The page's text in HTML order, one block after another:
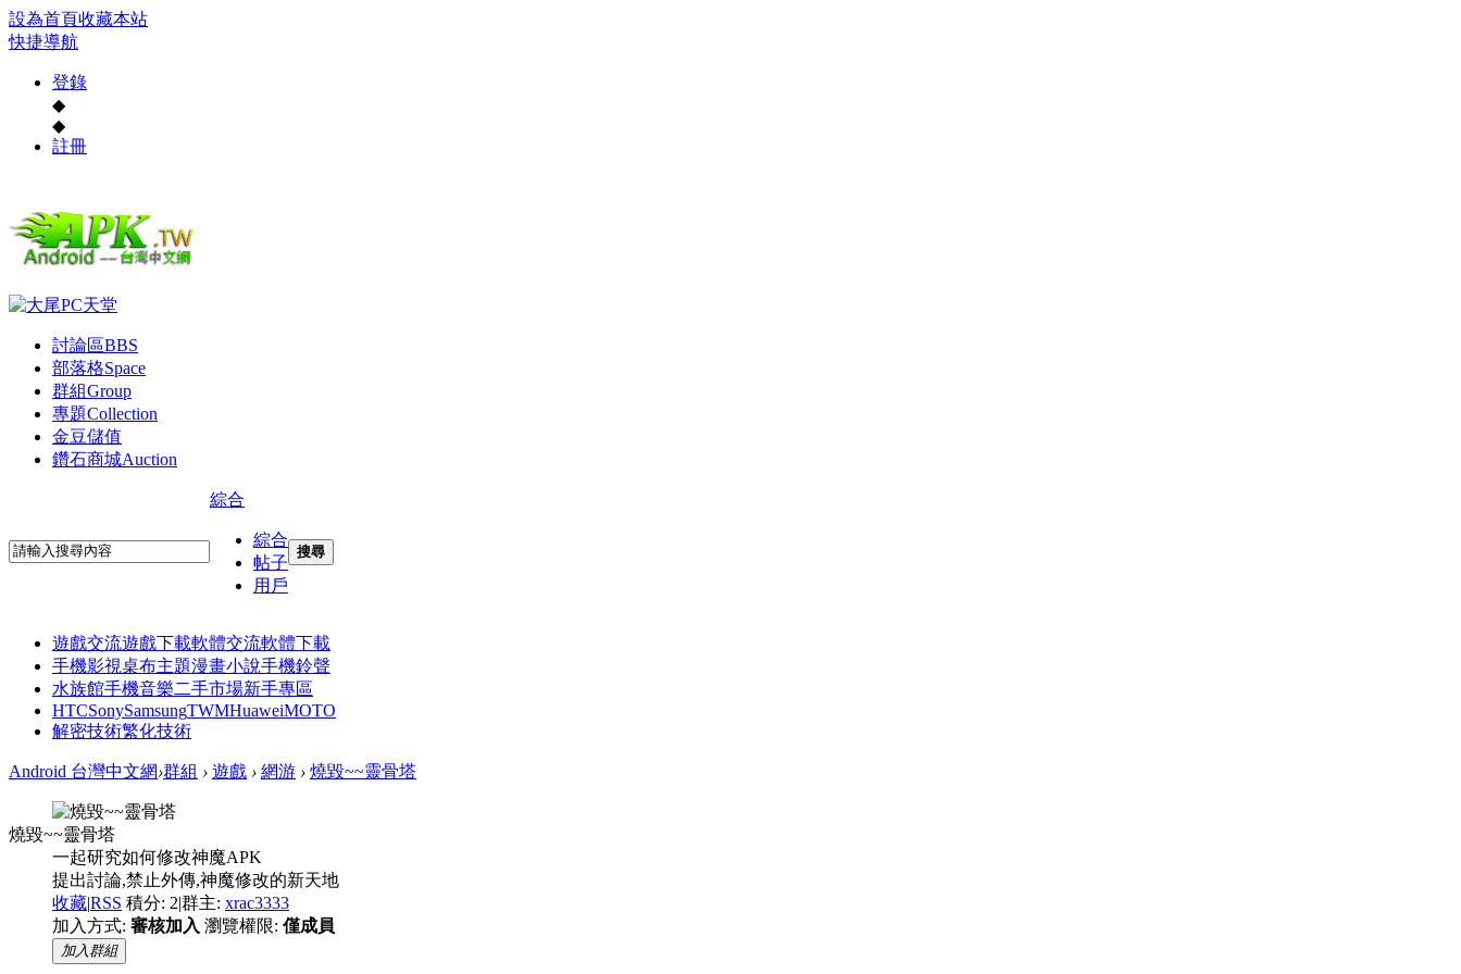
設為首頁收藏本站
快捷導航
登錄
◆
◆
註冊
討論區BBS
部落格Space
群組Group
專題Collection
金豆儲值
鑽石商城Auction
綜合
綜合
帖子
用戶
搜尋
遊戲交流遊戲下載軟體交流軟體下載
手機影視桌布主題漫畫小說手機鈴聲
水族館手機音樂二手市場新手專區
HTCSonySamsungTWMHuaweiMOTO
解密技術繁化技術
Android 台灣中文網›群組 › 遊戲 › 網游 › 燒毀~~靈骨塔
燒毀~~靈骨塔
一起研究如何修改神魔APK
提出討論,禁止外傳,神魔修改的新天地
收藏|RSS 積分: 2|群主: xrac3333
加入方式: 審核加入 瀏覽權限: 僅成員
加入群組